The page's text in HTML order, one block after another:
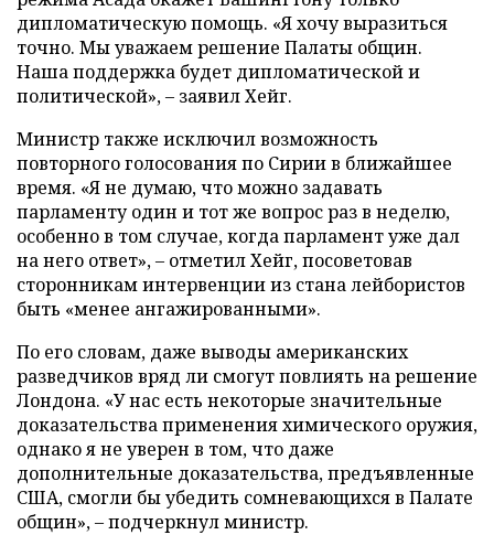
дипломатическую помощь. «Я хочу выразиться
точно. Мы уважаем решение Палаты общин.
Наша поддержка будет дипломатической и
политической», – заявил Хейг.
Министр также исключил возможность
повторного голосования по Сирии в ближайшее
время. «Я не думаю, что можно задавать
парламенту один и тот же вопрос раз в неделю,
особенно в том случае, когда парламент уже дал
на него ответ», – отметил Хейг, посоветовав
сторонникам интервенции из стана лейбористов
быть «менее ангажированными».
По его словам, даже выводы американских
разведчиков вряд ли смогут повлиять на решение
Лондона. «У нас есть некоторые значительные
доказательства применения химического оружия,
однако я не уверен в том, что даже
дополнительные доказательства, предъявленные
США, смогли бы убедить сомневающихся в Палате
общин», – подчеркнул министр.